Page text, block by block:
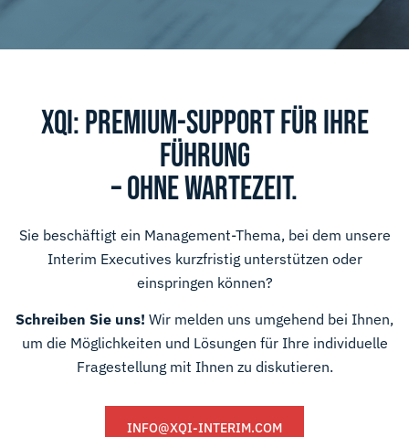
XQI: PREMIUM-SUPPORT FÜR IHRE
FÜHRUNG
– OHNE WARTEZEIT.
Sie beschäftigt ein Management-Thema, bei dem unsere
Interim Executives kurzfristig unterstützen oder
einspringen können?
Schreiben Sie uns! Wir melden uns umgehend bei Ihnen,
um die Möglichkeiten und Lösungen für Ihre individuelle
Fragestellung mit Ihnen zu diskutieren.
INFO@XQI-INTERIM.COM